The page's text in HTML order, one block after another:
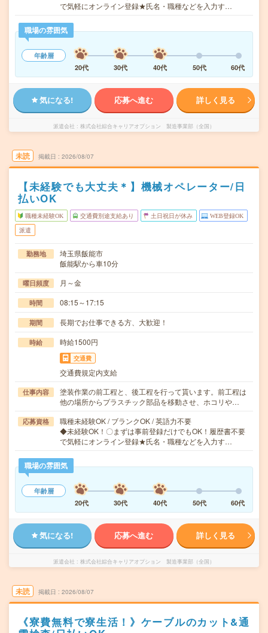
で気軽にオンライン登録★氏名・職種などを入力す…
職場の雰囲気
年齢層
20代
30代 40代 50代 60代
気になる! 応募へ進む 詳しく見る
派遣会社 株式会社綜合キャリアオプション 製造事業部（全国）
未読 掲載日 2026/08/07
【未経験でも大丈夫＊】機械オペレーター/日
払いOK
職種未経験OK 交通費別途支給あり 土日祝日が休み WEB登録OK
派遣
勤務地
埼玉県飯能市
飯能駅から車10分
曜日頻度 月～金
時間 08:15～17:15
期間 長期でお仕事できる方、大歓迎！
時給 時給1500円
交通費
交通費規定内支給
仕事内容
塗装作業の前工程と、後工程を行って貰います。前工程は
他の場所からプラスチック部品を移動させ、ホコリや…
応募資格
職種未経験OK / ブランクOK / 英語力不要
◆未経験OK！〇まずは事前登録だけでもOK！履歴書不要
で気軽にオンライン登録★氏名・職種などを入力す…
職場の雰囲気
年齢層
20代
30代 40代 50代 60代
気になる! 応募へ進む 詳しく見る
派遣会社 株式会社綜合キャリアオプション 製造事業部（全国）
未読 掲載日 2026/08/07
《寮費無料で寮生活！》ケーブルのカット&通